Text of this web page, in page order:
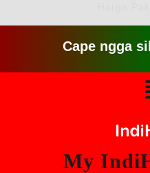
Cape ngga sih
My